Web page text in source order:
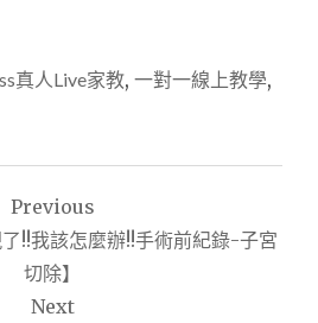
真人Live家教, 一對一線上教學,
Previous
了!!我該怎麼辦!!手術前紀錄-子宮
切除】
Next